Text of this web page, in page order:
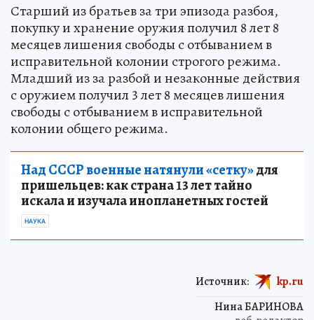
Старший из братьев за три эпизода разбоя,
покупку и хранение оружия получил 8 лет 8
месяцев лишения свободы с отбыванием в
исправительной колонии строгого режима.
Младший из за разбой и незаконные действия
с оружием получил 3 лет 8 месяцев лишения
свободы с отбыванием в исправительной
колонии общего режима.
Над СССР военные натянули «сетку»для
пришельцев: как страна 13 лет тайно
искала и изучала инопланетных гостей
НАУКА
Нина БАРИНОВА
Источник: kp.ru